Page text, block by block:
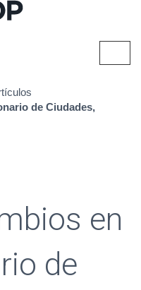
de Ciudades,
en
de